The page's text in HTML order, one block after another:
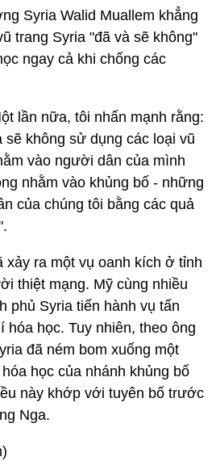
Syria Walid Muallem khẳng
trang Syria "đã và sẽ không"
ngay cả khi chống các
lần nữa, tôi nhấn mạnh rằng:
sẽ không sử dụng các loại vũ
vào người dân của mình
nhằm vào khủng bố - những
của chúng tôi bằng các quả
xảy ra một vụ oanh kích ở tỉnh
thiệt mạng. Mỹ cùng nhiều
phủ Syria tiến hành vụ tấn
hóa học. Tuy nhiên, theo ông
đã ném bom xuống một
học của nhánh khủng bố
này khớp với tuyên bố trước
Nga.